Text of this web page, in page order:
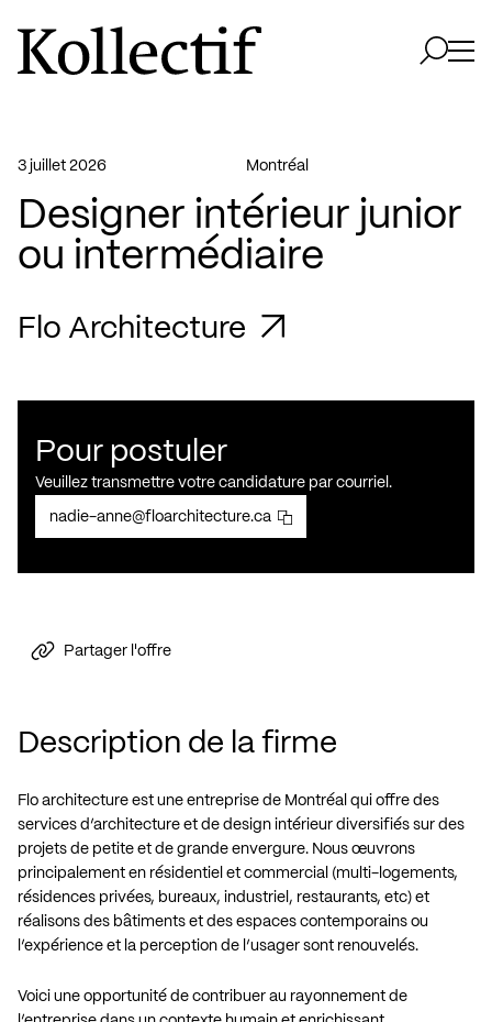
Aller à la page d'accueil
Logo Kollectif
3 juillet 2026 Montréal
Designer intérieur junior
ou intermédiaire
Flo Architecture
Description de la firme
Flo architecture est une entreprise de Montréal qui offre des
services d’architecture et de design intérieur diversifiés sur des
projets de petite et de grande envergure. Nous œuvrons
principalement en résidentiel et commercial (multi-logements,
résidences privées, bureaux, industriel, restaurants, etc) et
réalisons des bâtiments et des espaces contemporains ou
l’expérience et la perception de l’usager sont renouvelés.
Voici une opportunité de contribuer au rayonnement de
Pour postuler
Veuillez transmettre votre candidature par courriel.
nadie-anne@floarchitecture.ca
Partager l'offre